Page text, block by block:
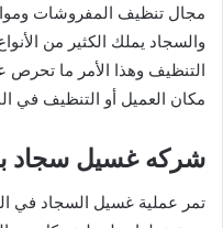
مجال تنظيف المفروشات
والسجاد يملك الكثير من
التنظيف وهذا الأمر ما
مكان العميل أو التنظيف في
شركه غسيل سجاد
تمر عملية غسيل السجاد في